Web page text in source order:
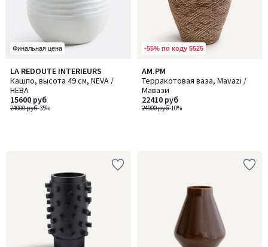
Финальная цена
LA REDOUTE INTERIEURS
Кашпо, высота 49 см, NEVA /
НЕВА
24000 руб-35%
15600 руб
-55% по коду 5525
AM.PM
Терракотовая ваза, Mavazi /
Мавази
24900 руб-10%
22410 руб